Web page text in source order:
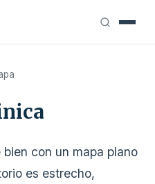
con un mapa plano
es estrecho,